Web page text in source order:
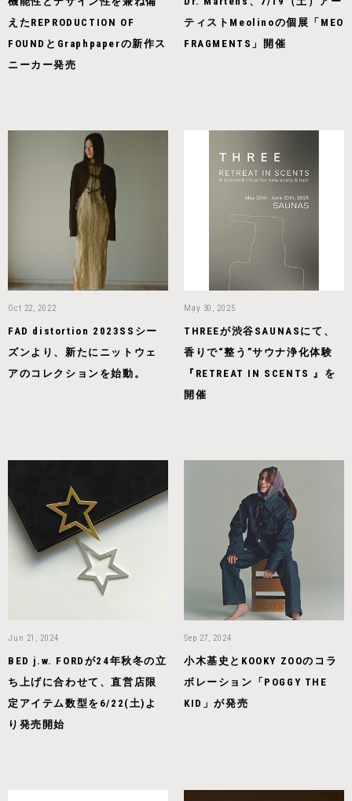
えたREPRODUCTION OF
FOUNDとGraphpaperの新作ス
ニーカー発売
ティストMeolinoの個展「MEO
FRAGMENTS」開催
Oct 22, 2022
FAD distortion 2023SSシー
ズンより、新たにニットウェ
アのコレクションを始動。
May 30, 2025
THREEが渋谷SAUNASにて、
香りで“整う”サウナ浄化体験
『RETREAT IN SCENTS 』を
開催
Jun 21, 2024
BED j.w. FORDが24年秋冬の立
ち上げに合わせて、直営店限
定アイテム数型を6/22(土)よ
り発売開始
Sep 27, 2024
小木基史とKOOKY ZOOのコラ
ボレーション「POGGY THE
KID」が発売